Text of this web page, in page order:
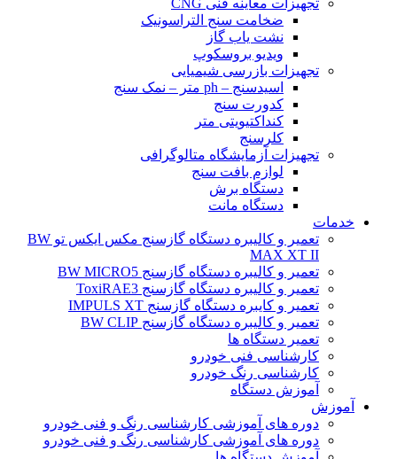
ضخامت سنج التراسونیک
نشت یاب گاز
ویدیو بروسکوپ
تجهیزات بازرسی شیمیایی
اسیدسنج – ph متر – نمک سنج
کدورت سنج
کنداکتیویتی متر
کلرسنج
تجهیزات آزمایشگاه متالوگرافی
لوازم بافت سنج
دستگاه برش
دستگاه مانت
خدمات
تعمیر و کالیبره دستگاه گازسنج مکس ایکس تو BW
MAX XT II
تعمیر و کالیبره دستگاه گازسنج BW MICRO5
تعمیر و کالیبره دستگاه گازسنج ToxiRAE3
تعمیر و کایبره دستگاه گازسنج IMPULS XT
تعمیر و کالیبره دستگاه گازسنج BW CLIP
تعمیر دستگاه ها
کارشناسی فنی خودرو
کارشناسی رنگ خودرو
آموزش دستگاه
آموزش
دوره های آموزشی کارشناسی رنگ و فنی خودرو
دوره های آموزشی کارشناسی رنگ و فنی خودرو